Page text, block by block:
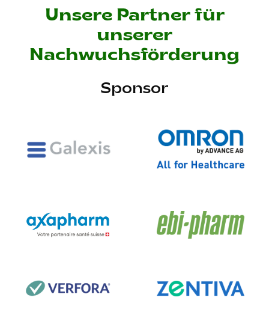
Unsere Partner für
unserer
Nachwuchsförderung
Sponsor